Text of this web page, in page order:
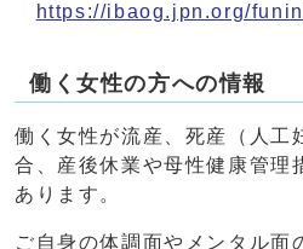
https://ibaog.jpn.org/
働く女性の方への情報
働く女性が流産、死産（人工
合、産後休業や母性健康管理
あります。
ご自身の体調面やメンタル面